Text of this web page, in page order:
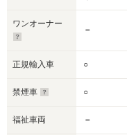
ワンオーナー
－
正規輸入車 ○
禁煙車 ○
福祉車両 －